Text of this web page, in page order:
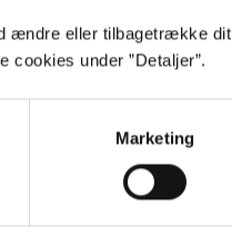
ændre eller tilbagetrække dit
under ”Detaljer”.
Marketing